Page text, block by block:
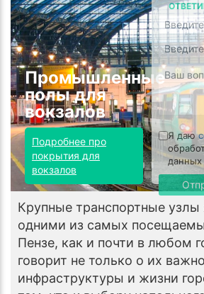
Промышленные
полы для
вокзалов
Подробнее про
покрытия для
вокзалов
Я даю
данных
Крупные транспортные узлы
одними из самых
Пензе, как и почти в любом
говорит не только о их
инфраструктуры и жизни